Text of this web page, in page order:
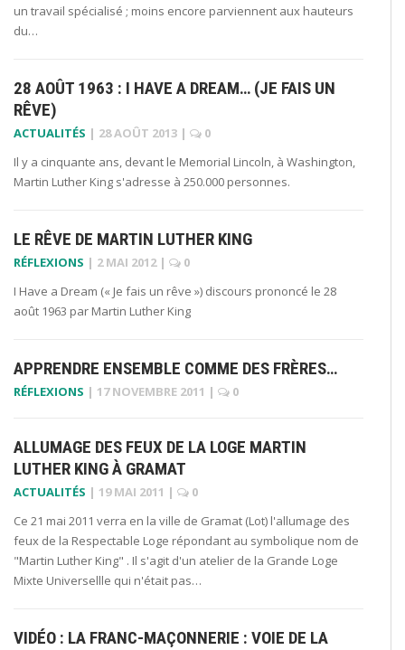
un travail spécialisé ; moins encore parviennent aux hauteurs
du…
28 AOÛT 1963 : I HAVE A DREAM… (JE FAIS UN
RÊVE)
ACTUALITÉS | 28 AOÛT 2013 |
0
Il y a cinquante ans, devant le Memorial Lincoln, à Washington,
Martin Luther King s'adresse à 250.000 personnes.
LE RÊVE DE MARTIN LUTHER KING
RÉFLEXIONS | 2 MAI 2012 |
0
I Have a Dream (« Je fais un rêve ») discours prononcé le 28
août 1963 par Martin Luther King
APPRENDRE ENSEMBLE COMME DES FRÈRES…
RÉFLEXIONS | 17 NOVEMBRE 2011 | 0
ALLUMAGE DES FEUX DE LA LOGE MARTIN
LUTHER KING À GRAMAT
ACTUALITÉS | 19 MAI 2011 |
0
Ce 21 mai 2011 verra en la ville de Gramat (Lot) l'allumage des
feux de la Respectable Loge répondant au symbolique nom de
"Martin Luther King" . Il s'agit d'un atelier de la Grande Loge
Mixte Universellle qui n'était pas…
VIDÉO : LA FRANC-MAÇONNERIE : VOIE DE LA